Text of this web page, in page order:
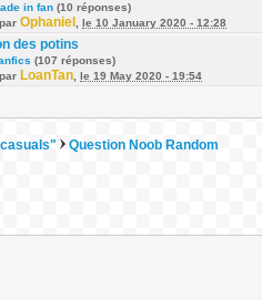
in fan (10 réponses)
Ophaniel le 10 January 2020 - 12:28
des potins
(107 réponses)
LoanTan le 19 May 2020 - 19:54
Question Noob Random